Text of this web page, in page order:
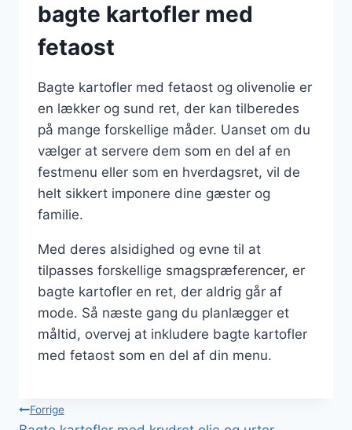
bagte kartofler med
fetaost
Bagte kartofler med fetaost og olivenolie er
en lækker og sund ret, der kan tilberedes
på mange forskellige måder. Uanset om du
vælger at servere dem som en del af en
festmenu eller som en hverdagsret, vil de
helt sikkert imponere dine gæster og
familie.
Med deres alsidighed og evne til at
tilpasses forskellige smagspræferencer, er
bagte kartofler en ret, der aldrig går af
mode. Så næste gang du planlægger et
måltid, overvej at inkludere bagte kartofler
med fetaost som en del af din menu.
Indlægsnavigation
Forrige